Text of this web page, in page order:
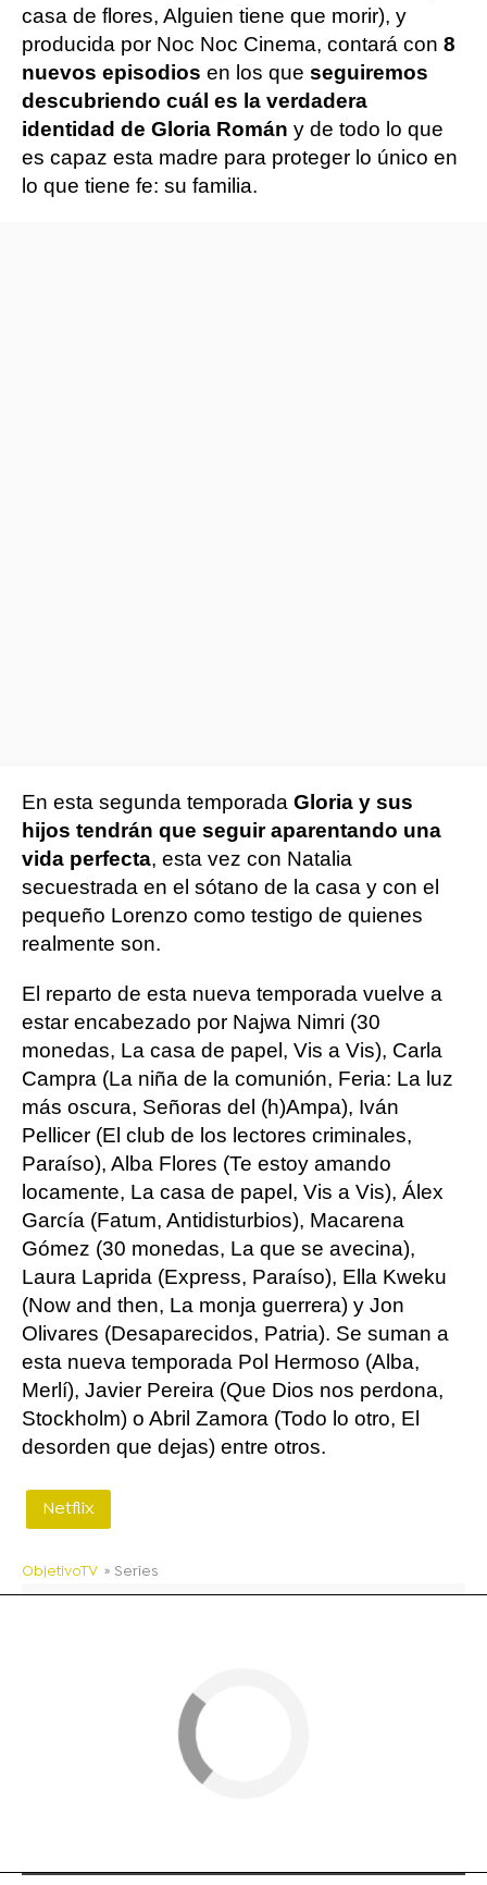
casa de flores, Alguien tiene que morir), y
producida por Noc Noc Cinema, contará con 8
nuevos episodios en los que seguiremos
descubriendo cuál es la verdadera
identidad de Gloria Román y de todo lo que
es capaz esta madre para proteger lo único en
lo que tiene fe: su familia.
En esta segunda temporada Gloria y sus
hijos tendrán que seguir aparentando una
vida perfecta, esta vez con Natalia
secuestrada en el sótano de la casa y con el
pequeño Lorenzo como testigo de quienes
realmente son.
El reparto de esta nueva temporada vuelve a
estar encabezado por Najwa Nimri (30
monedas, La casa de papel, Vis a Vis), Carla
Campra (La niña de la comunión, Feria: La luz
más oscura, Señoras del (h)Ampa), Iván
Pellicer (El club de los lectores criminales,
Paraíso), Alba Flores (Te estoy amando
locamente, La casa de papel, Vis a Vis), Álex
García (Fatum, Antidisturbios), Macarena
Gómez (30 monedas, La que se avecina),
Laura Laprida (Express, Paraíso), Ella Kweku
(Now and then, La monja guerrera) y Jon
Olivares (Desaparecidos, Patria). Se suman a
esta nueva temporada Pol Hermoso (Alba,
Merlí), Javier Pereira (Que Dios nos perdona,
Stockholm) o Abril Zamora (Todo lo otro, El
desorden que dejas) entre otros.
Netflix
ObjetivoTV » Series